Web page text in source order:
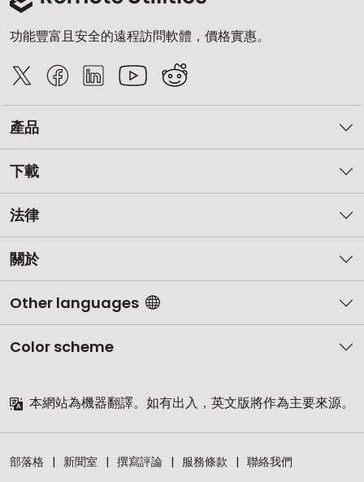
功能豐富且安全的遠程訪問軟體，價格實惠。
產品
下載
法律
關於
Other languages
Color scheme
本網站為機器翻譯。如有出入，英文版將作為主要來源。
部落格 新聞室 撰寫評論 服務條款 聯絡我們